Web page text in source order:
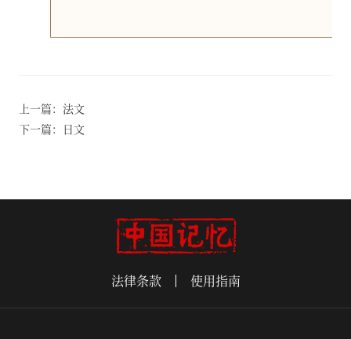
上一篇：法文
下一篇：日文
法律条款 使用指南